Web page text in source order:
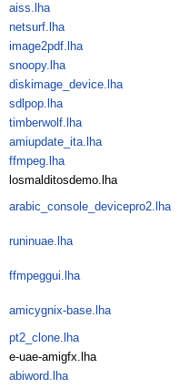
aiss.lha
netsurf.lha
image2pdf.lha
snoopy.lha
diskimage_device.lha
sdlpop.lha
timberwolf.lha
amiupdate_ita.lha
ffmpeg.lha
losmalditosdemo.lha
arabic_console_devicepro2.lha
runinuae.lha
ffmpeggui.lha
amicygnix-base.lha
pt2_clone.lha
e-uae-amigfx.lha
abiword.lha